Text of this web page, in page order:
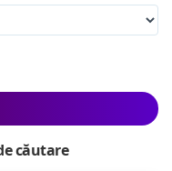
căutare